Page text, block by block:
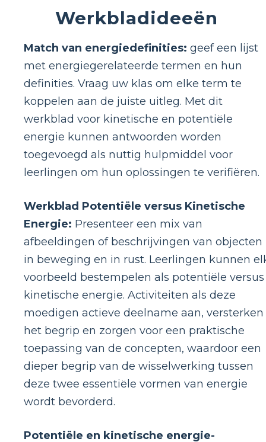
Werkbladideeën
Match van energiedefinities: geef een lijst
met energiegerelateerde termen en hun
definities. Vraag uw klas om elke term te
koppelen aan de juiste uitleg. Met dit
werkblad voor kinetische en potentiële
energie kunnen antwoorden worden
toegevoegd als nuttig hulpmiddel voor
leerlingen om hun oplossingen te verifiëren.
Werkblad Potentiële versus Kinetische
Energie: Presenteer een mix van
afbeeldingen of beschrijvingen van objecten
in beweging en in rust. Leerlingen kunnen
voorbeeld bestempelen als potentiële versus
kinetische energie. Activiteiten als deze
moedigen actieve deelname aan, versterken
het begrip en zorgen voor een praktische
toepassing van de concepten, waardoor een
dieper begrip van de wisselwerking tussen
deze twee essentiële vormen van energie
wordt bevorderd.
Potentiële en kinetische energie-